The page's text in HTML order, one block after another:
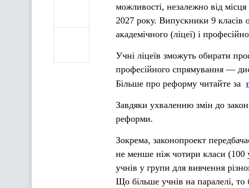
можливості, незалежно від
2027 року. Випускники 9 класів
академічного (ліцеї) і
Учні ліцеїв зможуть обирати
професійного спрямування —
Більше про реформу читайте за
Завдяки ухваленню змін до
реформи.
Зокрема, законопроект
не менше ніж чотири класи (100
учнів у групи для вивчення
Що більше учнів на паралелі,